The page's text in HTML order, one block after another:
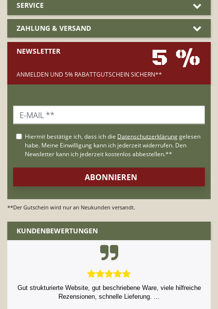
SERVICE
ZAHLUNG & VERSAND
NEWSLETTER 5 %
ANMELDEN UND 5% RABATTGUTSCHEIN SICHERN**
**Der Gutschein wird nur an Neukunden versandt.
KUNDENBEWERTUNGEN
Gut strukturierte Website, gut beschriebene Ware, viele hilfreiche
Rezensionen, schnelle Lieferung. ...